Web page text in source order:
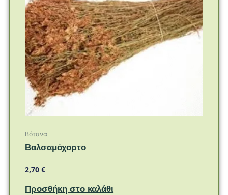
Βότανα
Βαλσαμόχορτο
2,70€
Προσθήκη στο καλάθι